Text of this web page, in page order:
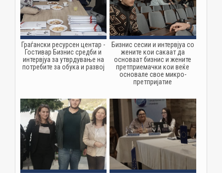
Граѓански ресурсен центар -
Гостивар Бизнис средби и
интервјуа за утврдување на
потребите за обука и развој
Бизнис сесии и интервјуа со
жените кои сакаат да
основаат бизнис и жените
претприемачки кои веќе
основале свое микро-
претпријатие